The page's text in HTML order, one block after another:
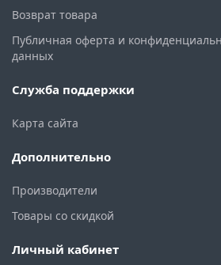
Возврат товара
Публичная оферта и
данных
Служба поддержки
Карта сайта
Дополнительно
Производители
Товары со скидкой
Личный кабинет